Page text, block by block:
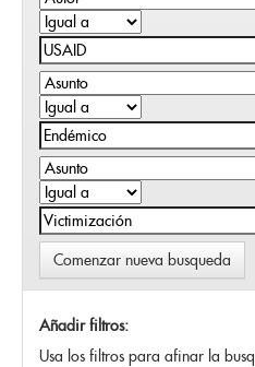
Comenzar nueva busqueda
Añadir filtros:
Usa los filtros para afinar la